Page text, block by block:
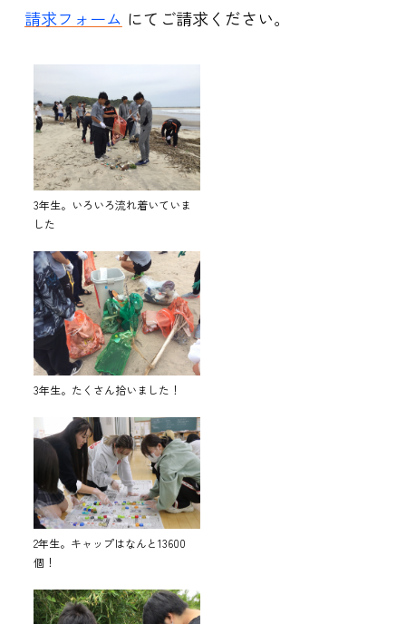
請求フォーム にてご請求ください。
3年生。いろいろ流れ着いていま
した
3年生。たくさん拾いました！
2年生。キャップはなんと13600
個！